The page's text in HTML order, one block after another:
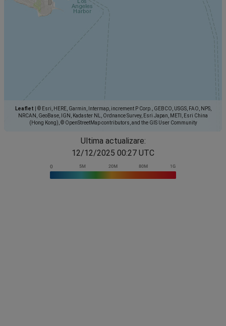
Leaflet
© Esri, HERE, Garmin, Intermap, increment P Corp., GEBCO, USGS, FAO, NPS,
NRCAN, GeoBase, IGN, Kadaster NL, Ordnance Survey, Esri Japan, METI, Esri China
(Hong Kong), © OpenStreetMap contributors, and the GIS User Community
Ultima actualizare:
12/12/2025 00:27 UTC